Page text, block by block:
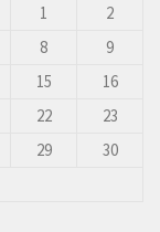
1
2
8
9
15
16
22
23
29
30